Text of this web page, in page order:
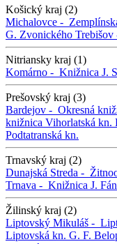
Košický kraj (2)
Michalovce -
G. Zvonického Trebišov
Nitriansky kraj (1)
Komárno - Knižnica J.
Prešovský kraj (3)
Bardejov - Okresná
knižnica Vihorlatská kn.
Podtatranská kn.
Trnavský kraj (2)
Dunajská Streda -
Trnava - Knižnica J.
Žilinský kraj (2)
Liptovský Mikuláš -
Liptovská kn. G. F.